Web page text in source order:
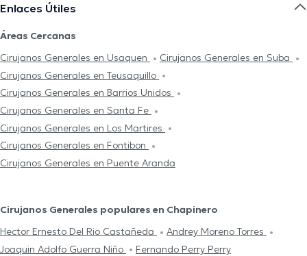
Enlaces Útiles
Áreas Cercanas
Cirujanos Generales en Usaquen
Cirujanos Generales en Suba
Cirujanos Generales en Teusaquillo
Cirujanos Generales en Barrios Unidos
Cirujanos Generales en Santa Fe
Cirujanos Generales en Los Martires
Cirujanos Generales en Fontibon
Cirujanos Generales en Puente Aranda
Cirujanos Generales populares en Chapinero
Hector Ernesto Del Rio Castañeda
Andrey Moreno Torres
Joaquin Adolfo Guerra Niño
Fernando Perry Perry